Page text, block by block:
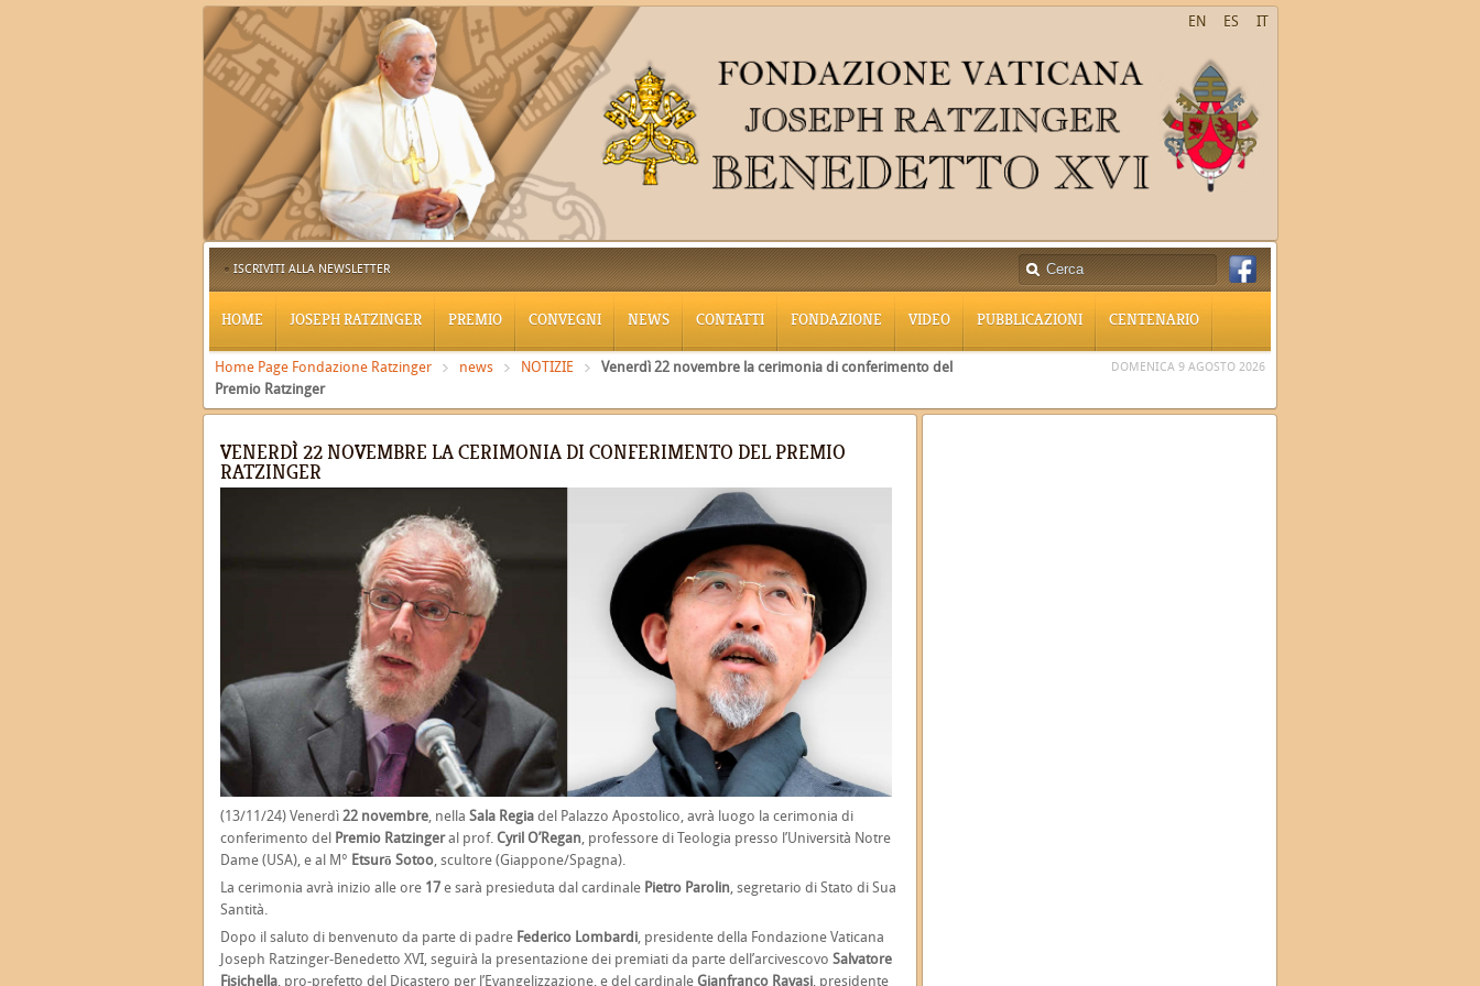
IT
ES
EN
ISCRIVITI ALLA NEWSLETTER
HOME JOSEPH RATZINGER PREMIO CONVEGNI NEWS CONTATTI FONDAZIONE VIDEO PUBBLICAZIONI CENTENARIO
Home Page Fondazione Ratzinger news NOTIZIE
Venerdì 22 novembre la cerimonia di conferimento del
Premio Ratzinger
DOMENICA 9 AGOSTO 2026
VENERDÌ 22 NOVEMBRE LA CERIMONIA DI CONFERIMENTO DEL PREMIO
RATZINGER
(13/11/24) Venerdì 22 novembre , nella Sala Regia del Palazzo Apostolico, avrà luogo la cerimonia di
conferimento del Premio Ratzingeral prof. Cyril O’Regan , professore di Teologia presso l’Università Notre
Dame (USA), e al M° Etsurō Sotoo , scultore (Giappone/Spagna).
La cerimonia avrà inizio alle ore 17 e sarà presieduta dal cardinale Pietro Parolin , segretario di Stato di Sua
Santità.
Dopo il saluto di benvenuto da parte di padre Federico Lombardi , presidente della Fondazione Vaticana
Joseph Ratzinger-Benedetto XVI, seguirà la presentazione dei premiati da parte dell’arcivescovo Salvatore
Fisichella , pro-prefetto del Dicastero per l’Evangelizzazione, e del cardinale Gianfranco Ravasi , presidente